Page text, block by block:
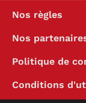
Nos règles
Nos
Politique de
Conditions